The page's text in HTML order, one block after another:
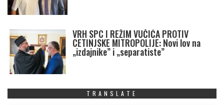
VRH SPC I REŽIM VUČIĆA PROTIV
CETINJSKE MITROPOLIJE: Novi lov na
„izdajnike” i „separatiste”
TRANSLATE